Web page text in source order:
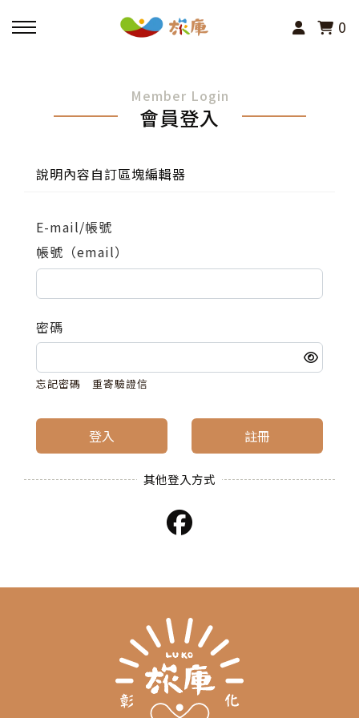
0
小旅行及主題導覽
講座、體驗與課程
其他活動
Member Login
會員登入
說明內容自訂區塊編輯器
E-mail/帳號
帳號（email）
密碼
忘記密碼 重寄驗證信
登入 註冊